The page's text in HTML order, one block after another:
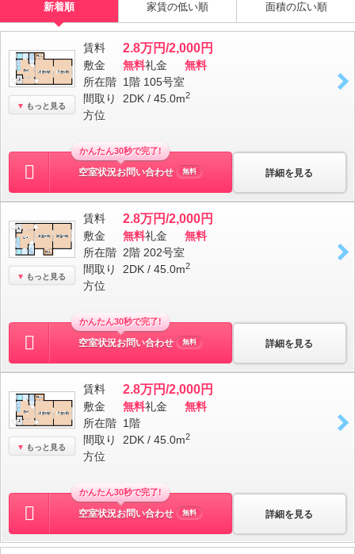
新着順 家賃の低い順 面積の広い順
もっと見る
賃料 2.8万円/2,000円
敷金 無料礼金
無料
所在階 1階 105号室
間取り
2DK / 45.0m2
方位
詳細を見る
かんたん30秒で完了!
空室状況お問い合わせ 無料
もっと見る
賃料 2.8万円/2,000円
敷金 無料礼金
無料
所在階 2階 202号室
間取り
2DK / 45.0m2
方位
詳細を見る
かんたん30秒で完了!
空室状況お問い合わせ 無料
もっと見る
賃料 2.8万円/2,000円
敷金 無料礼金
無料
所在階 1階
間取り
2DK / 45.0m2
方位
詳細を見る
かんたん30秒で完了!
空室状況お問い合わせ 無料